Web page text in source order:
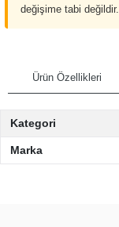
değişime tabi değildir.
Ürün Özellikleri
Kategori
Marka